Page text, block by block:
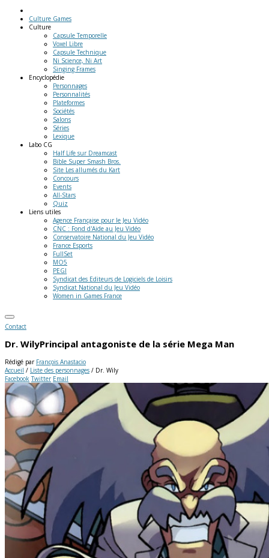
Culture Games
Culture
Capsule Temporelle
Voxel Libre
Capsule Technique
Ni Science, Ni Art
Singing Frames
Encyclopédie
Personnages
Personnalités
Plateformes
Sociétés
Salons
Séries
Lexique
Labo CG
Half Life sur Dreamcast
Bible Super Smash Bros.
Site Les allumés du Kart
Concours
Events
All-Stars
Quiz
Liens utiles
Agence Française pour le Jeu Vidéo
CNC : Fond d'Aide au Jeu Vidéo
Conservatoire National du Jeu Vidéo
France Esports
FullSet
MO5
PEGI
Syndicat des Editeurs de Logiciels de Loisirs
Syndicat National du Jeu Vidéo
Women in Games France
Contact
Dr. WilyPrincipal antagoniste de la série Mega Man
Rédigé par François Anastacio
Accueil / Liste des personnages / Dr. Wily
Facebook Twitter Email